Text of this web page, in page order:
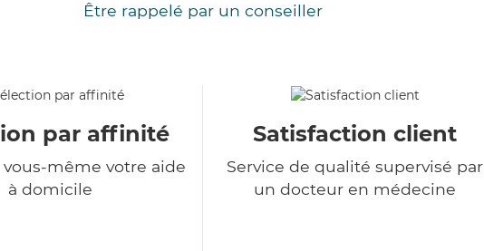
Être rappelé par un conseiller
par affinité
vous-même votre aide
à domicile
Satisfaction client
Service de qualité supervisé par
un docteur en médecine